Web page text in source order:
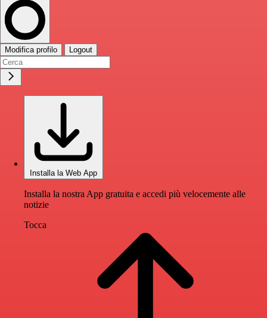
Modifica profilo Logout
Installa la Web App
Installa la nostra App gratuita e accedi più velocemente alle
notizie
Tocca